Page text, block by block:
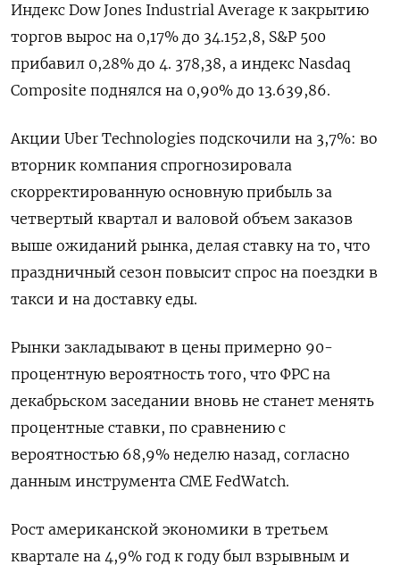
Индекс Dow Jones Industrial Average к закрытию
торгов вырос на 0,17% до 34.152,8, S&P 500
прибавил 0,28% до 4. 378,38, а индекс Nasdaq
Composite поднялся на 0,90% до 13.639,86.
Акции Uber Technologies подскочили на 3,7%: во
вторник компания спрогнозировала
скорректированную основную прибыль за
четвертый квартал и валовой объем заказов
выше ожиданий рынка, делая ставку на то, что
праздничный сезон повысит спрос на поездки в
такси и на доставку еды.
Рынки закладывают в цены примерно 90-
процентную вероятность того, что ФРС на
декабрьском заседании вновь не станет менять
процентные ставки, по сравнению с
вероятностью 68,9% неделю назад, согласно
данным инструмента CME FedWatch.
Рост американской экономики в третьем
квартале на 4,9% год к году был взрывным и